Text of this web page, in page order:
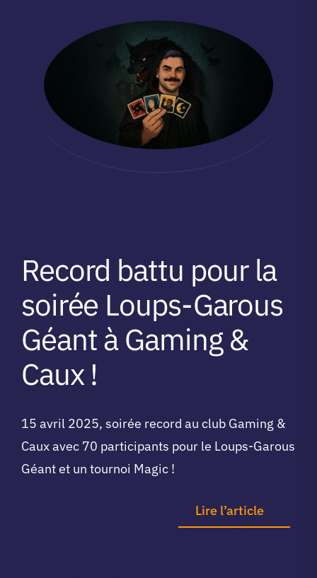
Record battu pour la
soirée Loups-Garous
Géant à Gaming &
Caux !
15 avril 2025, soirée record au club Gaming &
Caux avec 70 participants pour le Loups-Garous
Géant et un tournoi Magic !
Lire l’article